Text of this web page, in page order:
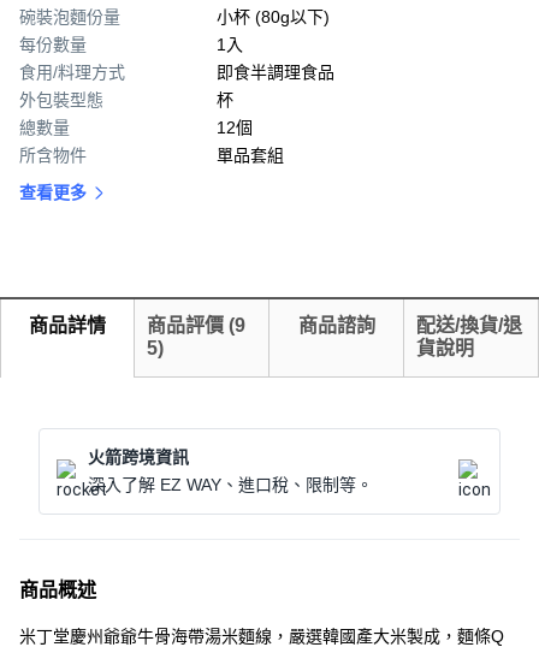
碗裝泡麵份量
小杯 (80g以下)
每份數量
1入
食用/料理方式
即食半調理食品
外包裝型態
杯
總數量
12個
所含物件
單品套組
查看更多
商品詳情 商品評價 (9
5)
商品諮詢
配送/換貨/退
貨說明
火箭跨境資訊
深入了解 EZ WAY、進口稅、限制等。
商品概述
米丁堂慶州爺爺牛骨海帶湯米麵線，嚴選韓國產大米製成，麵條Q